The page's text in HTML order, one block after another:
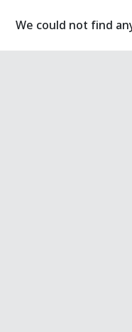
We could not find